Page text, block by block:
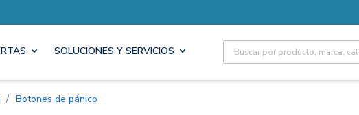
SOLUCIONES Y SERVICIOS Site Search
/ Botones de pánico